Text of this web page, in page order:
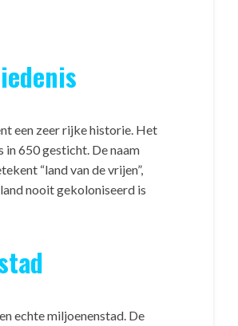
een zeer rijke historie. Het
in 650 gesticht. De naam
“land van de vrijen”,
nooit gekoloniseerd is
echte miljoenenstad. De